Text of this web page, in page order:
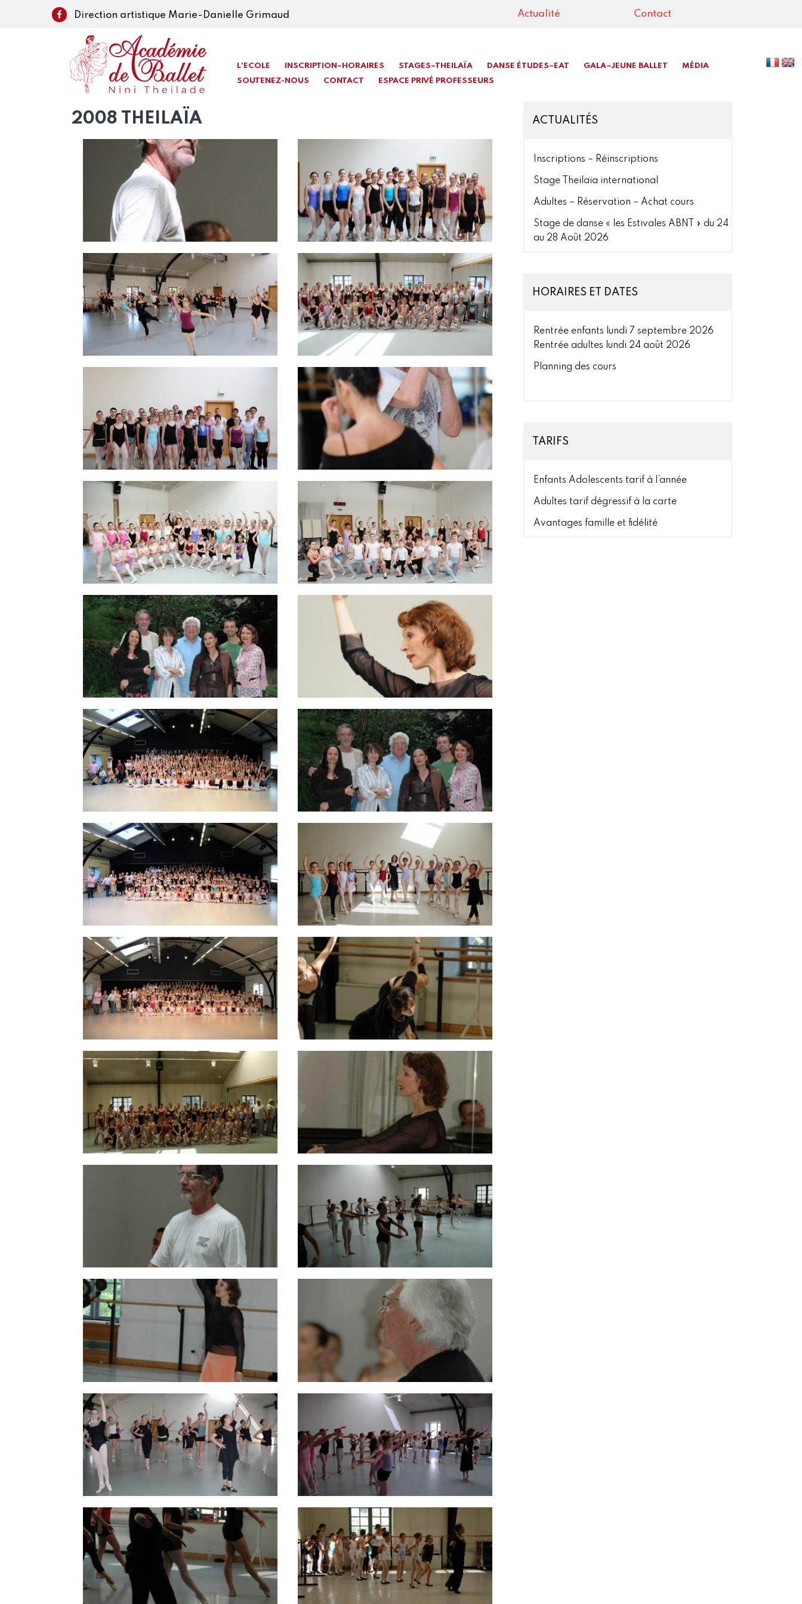
Direction artistique Marie-Danielle Grimaud Actualité Contact
L’ECOLE INSCRIPTION–HORAIRES STAGES–THEILAÏA DANSE ÉTUDES–EAT GALA–JEUNE BALLET
MÉDIA
SOUTENEZ-NOUS
CONTACT ESPACE PRIVÉ PROFESSEURS
2008 THEILAÏA ACTUALITÉS
Inscriptions – Réinscriptions
Stage Theilaïa international
Adultes – Réservation – Achat cours
Stage de danse « les Estivales ABNT » du 24
au 28 Août 2026
HORAIRES ET DATES
Rentrée enfants lundi 7 septembre 2026
Rentrée adultes lundi 24 août 2026
Planning des cours
TARIFS
Enfants Adolescents tarif à l’année
Adultes tarif dégressif à la carte
Avantages famille et fidélité